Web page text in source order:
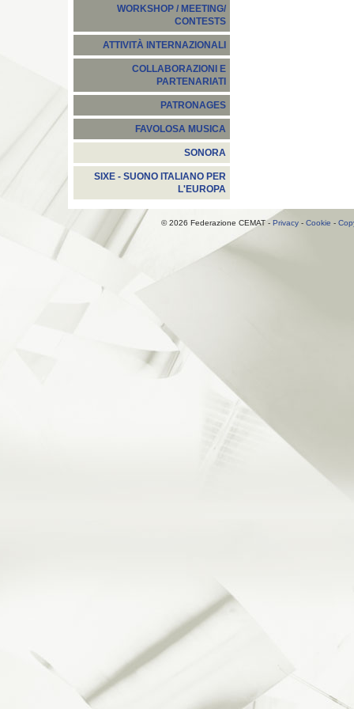
WORKSHOP / MEETING/
CONTESTS
ATTIVITÀ INTERNAZIONALI
COLLABORAZIONI E
PARTENARIATI
PATRONAGES
FAVOLOSA MUSICA
SONORA
SIXE - SUONO ITALIANO PER
L'EUROPA
© 2026 Federazione CEMAT - Privacy- Cookie -